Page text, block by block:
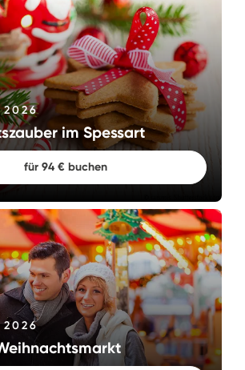
2026
im Spessart
für 94 € buchen
2026